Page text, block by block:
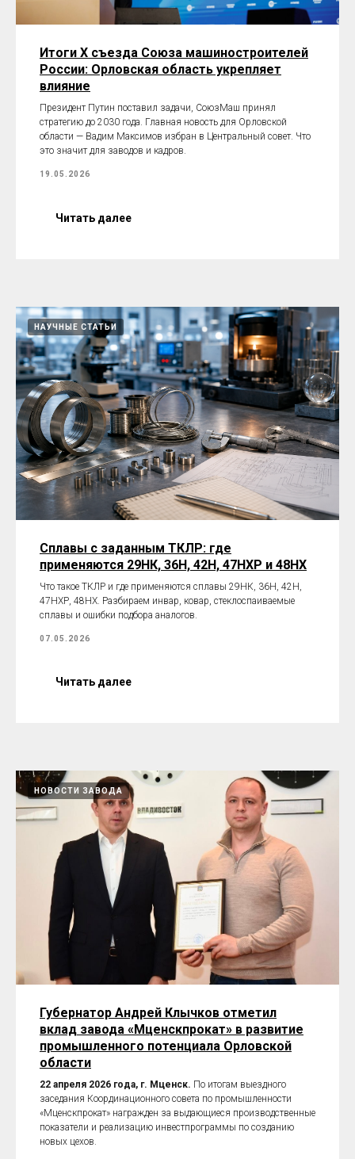
Итоги X съезда Союза машиностроителей
России: Орловская область укрепляет
влияние
Президент Путин поставил задачи, СоюзМаш принял
стратегию до 2030 года. Главная новость для Орловской
области — Вадим Максимов избран в Центральный совет. Что
это значит для заводов и кадров.
19.05.2026
Читать далее
НАУЧНЫЕ СТАТЬИ
Сплавы с заданным ТКЛР: где
применяются 29НК, 36Н, 42Н, 47НХР и 48НХ
Что такое ТКЛР и где применяются сплавы 29НК, 36Н, 42Н,
47НХР, 48НХ. Разбираем инвар, ковар, стеклоспаиваемые
сплавы и ошибки подбора аналогов.
07.05.2026
Читать далее
НОВОСТИ ЗАВОДА
Губернатор Андрей Клычков отметил
вклад завода «Мценскпрокат» в развитие
промышленного потенциала Орловской
области
22 апреля 2026 года, г. Мценск. По итогам выездного
заседания Координационного совета по промышленности
«Мценскпрокат» награжден за выдающиеся производственные
показатели и реализацию инвестпрограммы по созданию
новых цехов.